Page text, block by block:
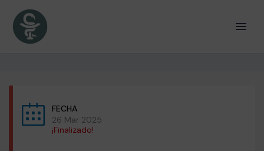
FECHA
26 Mar 2025
¡Finalizado!